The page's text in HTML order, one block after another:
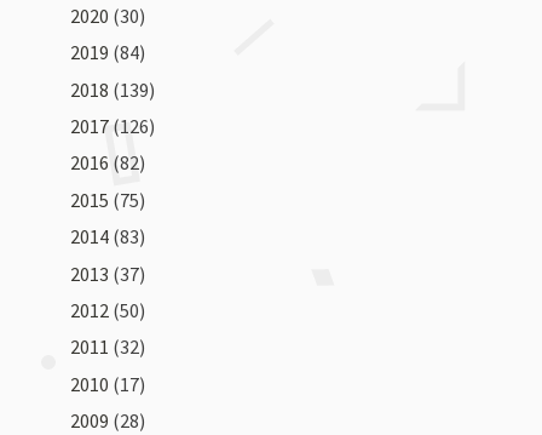
2020 (30)
2019 (84)
2018 (139)
2017 (126)
2016 (82)
2015 (75)
2014 (83)
2013 (37)
2012 (50)
2011 (32)
2010 (17)
2009 (28)